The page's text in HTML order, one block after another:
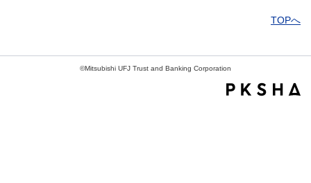
TOPへ
©Mitsubishi UFJ Trust and Banking Corporation